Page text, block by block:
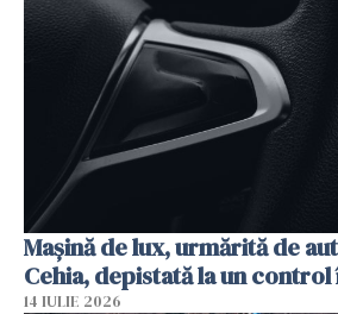
Mașină de lux, urmărită de
Cehia, depistată la un control
14 IULIE 2026